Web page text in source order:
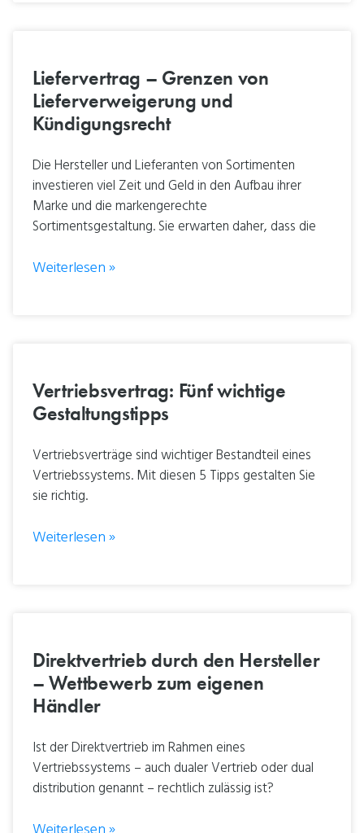
Liefervertrag – Grenzen von
Lieferverweigerung und
Kündigungsrecht
Die Hersteller und Lieferanten von Sortimenten
investieren viel Zeit und Geld in den Aufbau ihrer
Marke und die markengerechte
Sortimentsgestaltung. Sie erwarten daher, dass die
Weiterlesen »
Vertriebsvertrag: Fünf wichtige
Gestaltungstipps
Vertriebsverträge sind wichtiger Bestandteil eines
Vertriebssystems. Mit diesen 5 Tipps gestalten Sie
sie richtig.
Weiterlesen »
Direktvertrieb durch den Hersteller
– Wettbewerb zum eigenen
Händler
Ist der Direktvertrieb im Rahmen eines
Vertriebssystems – auch dualer Vertrieb oder dual
distribution genannt – rechtlich zulässig ist?